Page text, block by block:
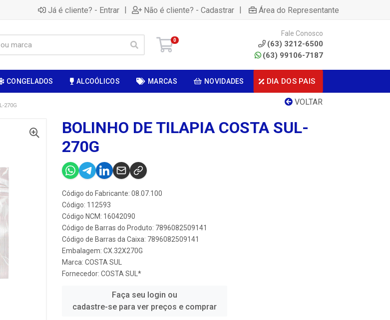
Já é cliente? - Entrar | Não é cliente? - Cadastrar | Área do Representante
0
Fale Conosco
(63) 3212-6500
(63) 99106-7187
CONGELADOS ALCOÓLICOS MARCAS NOVIDADES DIA DOS PAIS
VOLTAR
270G
BOLINHO DE TILAPIA COSTA SUL-
270G
Código do Fabricante: 08.07.100
Código: 112593
Código NCM: 16042090
Código de Barras do Produto: 7896082509141
Código de Barras da Caixa: 7896082509141
Embalagem: CX.32X270G
Marca: COSTA SUL
Fornecedor: COSTA SUL*
Faça seu login ou
cadastre-se para ver preços e comprar